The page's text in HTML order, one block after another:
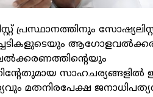
പ്രസ്ഥാനത്തിനും
സാഹചര്യങ്ങളില്‍
മതനിരപേക്ഷ